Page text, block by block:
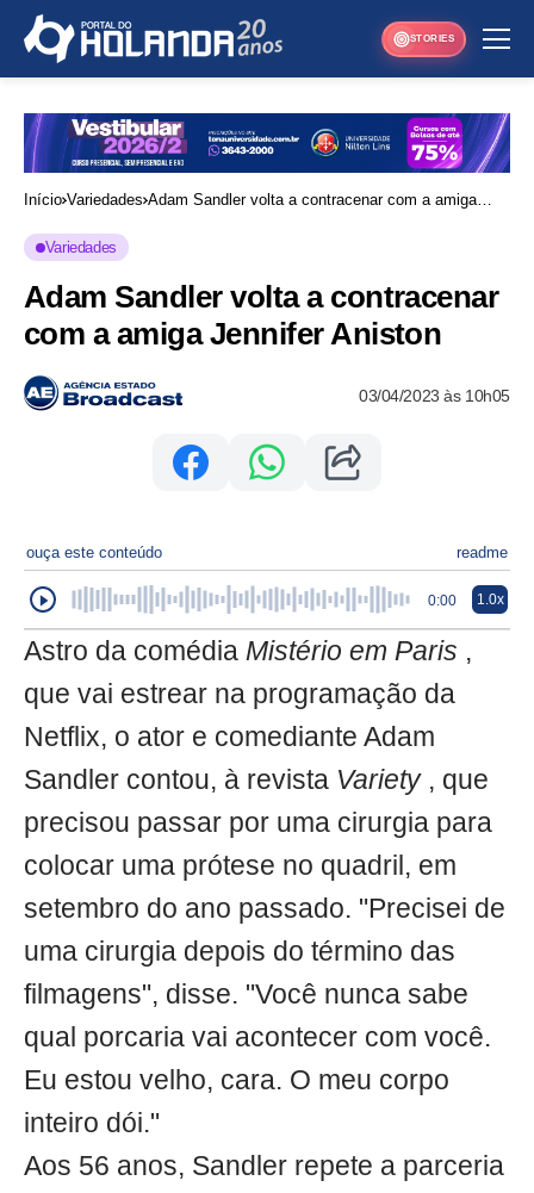
STORIES
Início Variedades Adam Sandler volta a contracenar com a amiga
Variedades
Adam Sandler volta a contracenar
com a amiga Jennifer Aniston
03/04/2023 às 10h05
ouça este conteúdo readme
0:00 1.0x
Astro da comédia Mistério em Paris ,
que vai estrear na programação da
Netflix, o ator e comediante Adam
Sandler contou, à revista Variety , que
precisou passar por uma cirurgia para
colocar uma prótese no quadril, em
setembro do ano passado. "Precisei de
uma cirurgia depois do término das
filmagens", disse. "Você nunca sabe
qual porcaria vai acontecer com você.
Eu estou velho, cara. O meu corpo
inteiro dói."
Aos 56 anos, Sandler repete a parceria